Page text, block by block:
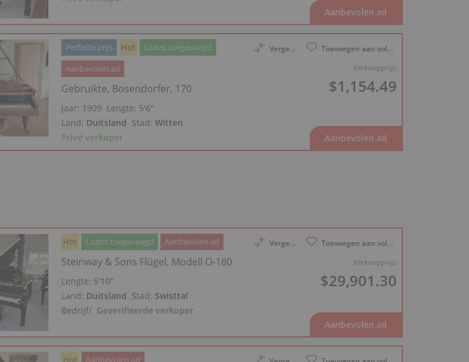
Vergelijk Toevoegen aan volglijst
Verkoopprijs:
$1,154.49
Perfecte prijs Hot
Laatst toegevoegd
Aanbevolen ad
Gebruikte, Bosendorfer, 170
Jaar: 1909 Lengte: 5′6″
Land: Duitsland Stad:Witten
Privé verkoper
Vergelijk Toevoegen aan volglijst
Verkoopprijs:
$29,901.30
Hot Laatst toegevoegd Aanbevolen ad
Steinway & Sons Flügel, Modell O-180
Lengte: 5′10″
Land: Duitsland Stad: Swisttal
Bedrijf/ Geverifieerde verkoper
Hot Aanbevolen ad